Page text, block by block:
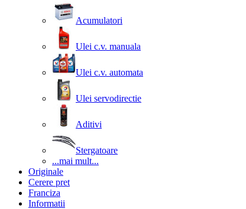
Acumulatori
Ulei c.v. manuala
Ulei c.v. automata
Ulei servodirectie
Aditivi
Stergatoare
...mai mult...
Originale
Cerere pret
Franciza
Informatii